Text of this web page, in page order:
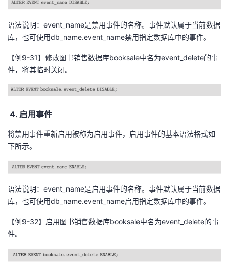
语法说明：event_name是禁用事件的名称。事件默认属于当前数据
库，也可使用db_name.event_name禁用指定数据库中的事件。
【例9-31】修改图书销售数据库booksale中名为event_delete的事
件，将其临时关闭。
4. 启用事件
将禁用事件重新启用被称为启用事件，启用事件的基本语法格式如
下所示。
语法说明：event_name是启用事件的名称。事件默认属于当前数据
库，也可使用db_name.event_name启用指定数据库中的事件。
【例9-32】启用图书销售数据库booksale中名为event_delete的事
件。